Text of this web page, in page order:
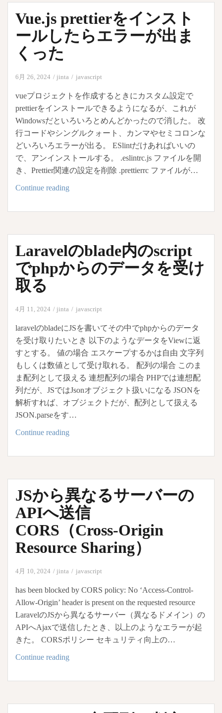
処
理
for…
of
Vue.js prettierをインスト
ールしたらエラーが出ま
くった
6月 26, 2024 jinta javascript
vueプロジェクトを作成するときにカスタム設定で
prettierをインストールできるようになるが、これが
Windowsだといろいろとめんどかったので消した。 改
行コードやシングルクォート、カンマやセミコロンな
どいろいろエラーが出る。 ESlintだけあればいいの
で、アンインストールする。 .eslintrc.js ファイルを開
き、Prettier関連の設定を削除 .prettierrc ファイルが…
Continue reading
を
ン
ス
た
ら
エ
ラ
ー
が
出
ま
た
Laravelのblade内のscript
でphpからのデータを受け
取る
4月 11, 2024 jinta javascript
laravelのbladeにJSを書いてその中でphpからのデータ
を受け取りたいとき 以下のようなデータをViewに返
すとする。 値の場合 エスケープするかは自由 文字列
もしくは数値として受け取れる。 配列の場合 このま
ま配列として扱える 連想配列の場合 PHPでは連想配
列だが、JSではJsonオブジェクト扱いになる JSONを
解析すれば、オブジェクトだが、配列として扱える
JSON.parseをす…
Continue reading
blade
の
script
で
php
か
ら
デ
タ
を
受
け
取
JSから異なるサーバーの
APIへ送信
CORS（Cross-Origin
Resource Sharing）
4月 10, 2024 jinta javascript
has been blocked by CORS policy: No ‘Access-Control-
Allow-Origin’ header is present on the requested resource
LaravelのJSから異なるサーバー（異なるドメイン）の
APIへAjaxで送信したとき、以上のようなエラーが起
きた。 CORSポリシー セキュリティ向上の…
Continue reading
ら
な